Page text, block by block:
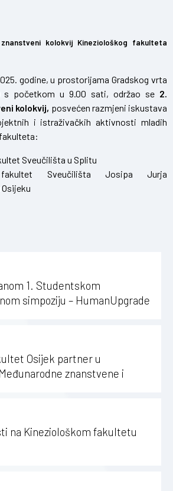
kolokvij Kineziološkog fakulteta
godine, u prostorijama Gradskog vrta
s početkom u 9.00 sati, održao se 2.
kolokvij, posvećen razmjeni iskustava
i istraživačkih aktivnosti mladih
Sveučilišta u Splitu
fakultet Sveučilišta Josipa Jurja
1. Studentskom
simpoziju – HumanUpgrade
Osijek partner u
znanstvene i
na Kineziološkom fakultetu